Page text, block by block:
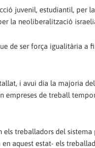
juvenil, estudiantil, per
la neoliberalització
de ser força igualitària a
i avui dia la majoria
empreses de treball
treballadors del
aquest estat- els